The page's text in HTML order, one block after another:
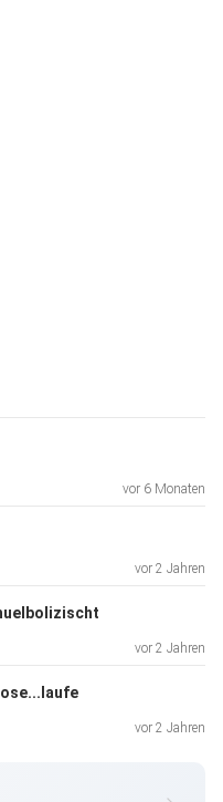
vor 6 Monaten
vor 2 Jahren
vor 2 Jahren
vor 2 Jahren